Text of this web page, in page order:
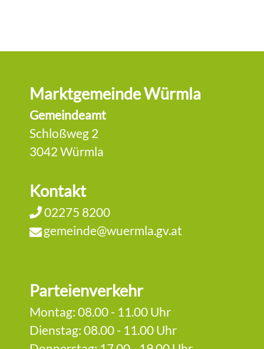
Marktgemeinde Würmla
Gemeindeamt
Schloßweg 2
3042 Würmla
Kontakt
02275 8200
gemeinde@wuermla.gv.at
Parteienverkehr
Montag: 08.00 - 11.00 Uhr
Dienstag: 08.00 - 11.00 Uhr